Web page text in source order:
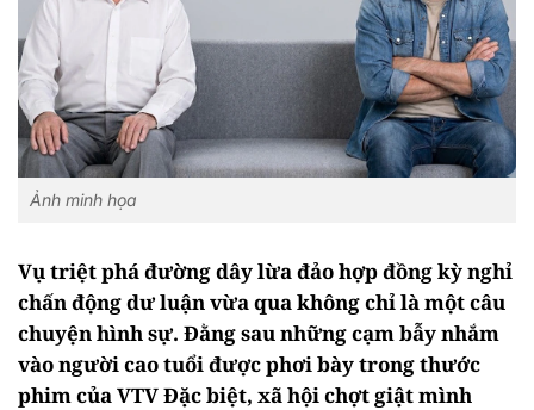
Ảnh minh họa
Vụ triệt phá đường dây lừa đảo hợp đồng kỳ nghỉ
chấn động dư luận vừa qua không chỉ là một câu
chuyện hình sự. Đằng sau những cạm bẫy nhắm
vào người cao tuổi được phơi bày trong thước
phim của VTV Đặc biệt, xã hội chợt giật mình